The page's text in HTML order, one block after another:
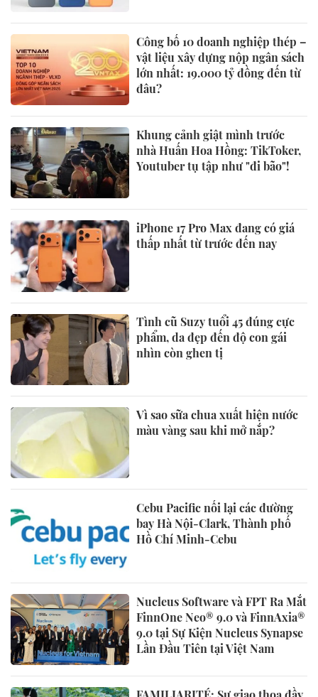
Công bố 10 doanh nghiệp thép –
vật liệu xây dựng nộp ngân sách
lớn nhất: 19.000 tỷ đồng đến từ
đâu?
Khung cảnh giật mình trước
nhà Huấn Hoa Hồng: TikToker,
Youtuber tụ tập như "đi bão"!
iPhone 17 Pro Max đang có giá
thấp nhất từ trước đến nay
Tình cũ Suzy tuổi 45 đúng cực
phẩm, da đẹp đến độ con gái
nhìn còn ghen tị
Vì sao sữa chua xuất hiện nước
màu vàng sau khi mở nắp?
Cebu Pacific nối lại các đường
bay Hà Nội-Clark, Thành phố
Hồ Chí Minh-Cebu
Nucleus Software và FPT Ra Mắt
FinnOne Neo® 9.0 và FinnAxia®
9.0 tại Sự Kiện Nucleus Synapse
Lần Đầu Tiên tại Việt Nam